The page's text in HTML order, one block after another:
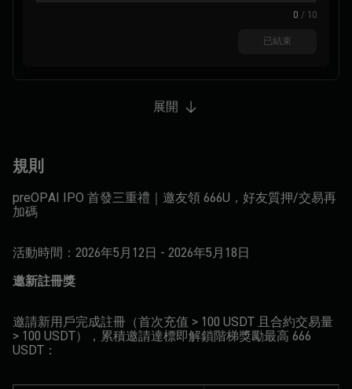
0 / 10
已結束
展開
規則
preOPAI IPO 首發三重禮｜邀友領 666U，好友質押/交易再
加碼
活動時間：2026年5月12日 - 2026年5月18日
邀新註冊獎
邀請新用戶完成註冊（首次充值 > 100 USDT 且合約交易量
> 100 USDT），累積邀請達標即解鎖階梯獎勵最高 666
USDT：